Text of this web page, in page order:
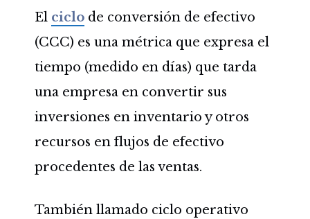
El ciclode conversión de efectivo
(CCC) es una métrica que expresa el
tiempo (medido en días) que tarda
una empresa en convertir sus
inversiones en inventario y otros
recursos en flujos de efectivo
procedentes de las ventas.
También llamado ciclo operativo